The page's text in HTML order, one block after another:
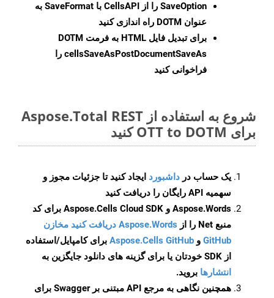
SaveOption
را از CellsAPI با SaveFormat به
عنوان DOTM راه اندازی کنید
برای تبدیل فایل HTML به فرمت
DOTM
cellsSaveAsPostDocumentSaveAs را
فراخوانی کنید
شروع به استفاده از Aspose.Total REST
برای OTT to DOTM کنید
یک حساب در داشبورد ایجاد کنید تا جزئیات مجوز و
سهمیه API رایگان را دریافت کنید
Aspose.Words و Aspose.Cells Cloud SDK برای کد
منبع Net را از
Aspose.Words دریافت کنید مخازن
GitHub و Aspose.Cells GitHub برای کامپایل/استفاده
از SDK خودتان یا برای گزینه های دانلود جایگزین به
انتشارها بروید.
همچنین نگاهی به مرجع API مبتنی بر Swagger برای